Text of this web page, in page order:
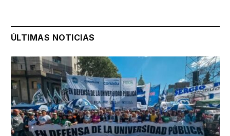
ÚLTIMAS NOTICIAS